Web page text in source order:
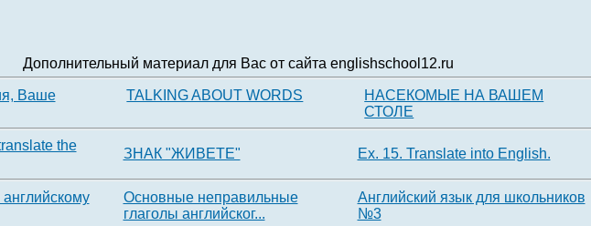
Дополнительный материал для Вас от сайта englishschool12.ru
Ваше
TALKING ABOUT WORDS
НАСЕКОМЫЕ НА ВАШЕМ
СТОЛЕ
the
ЗНАК "ЖИВЕТЕ" Ex. 15. Translate into English.
Основные неправильные
глаголы английског...
Английский язык для школьников
№3